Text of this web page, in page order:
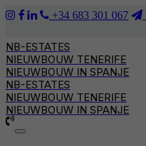
+34 683 301 067
NB-ESTATES
NIEUWBOUW TENERIFE
NIEUWBOUW IN SPANJE
NB-ESTATES
NIEUWBOUW TENERIFE
NIEUWBOUW IN SPANJE
Toggle